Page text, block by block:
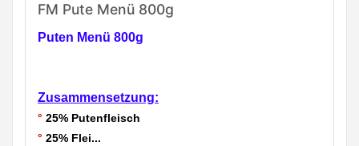
FM Pute Menü 800g
Puten Menü 800g
Zusammensetzung:
° 25% Putenfleisch
° 25% Flei...